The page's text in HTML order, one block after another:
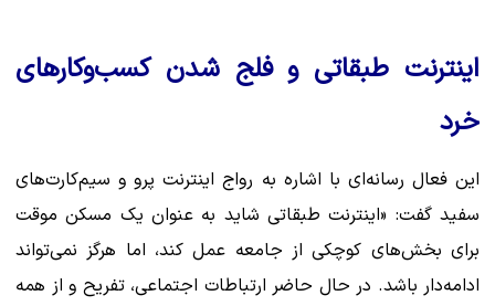
اینترنت طبقاتی و فلج شدن کسب‌وکارهای
خرد
این فعال رسانه‌ای با اشاره به رواج اینترنت پرو و سیم‌کارت‌های
سفید گفت: «اینترنت طبقاتی شاید به عنوان یک مسکن موقت
برای بخش‌های کوچکی از جامعه عمل کند، اما هرگز نمی‌تواند
ادامه‌دار باشد. در حال حاضر ارتباطات اجتماعی، تفریح و از همه